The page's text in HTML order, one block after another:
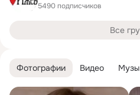
Фотографии Видео
5490 подписчиков
Все